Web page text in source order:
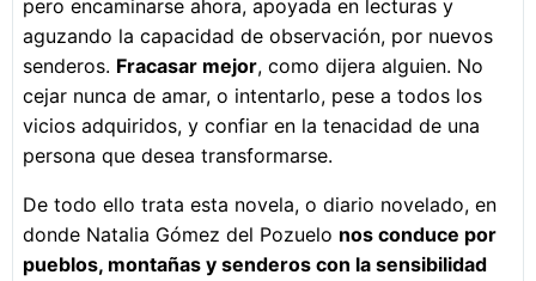
pero encaminarse ahora, apoyada en lecturas y
aguzando la capacidad de observación, por nuevos
senderos. Fracasar mejor, como dijera alguien. No
cejar nunca de amar, o intentarlo, pese a todos los
vicios adquiridos, y confiar en la tenacidad de una
persona que desea transformarse.
De todo ello trata esta novela, o diario novelado, en
donde Natalia Gómez del Pozuelo nos conduce por
pueblos, montañas y senderos con la sensibilidad